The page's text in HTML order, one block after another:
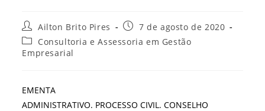
Autor
do
post:
Ailton Brito Pires
Post
publicado:
7 de agosto de 2020
Categoria
do
Consultoria e Assessoria em Gestão
Empresarial
EMENTA
ADMINISTRATIVO. PROCESSO CIVIL. CONSELHO